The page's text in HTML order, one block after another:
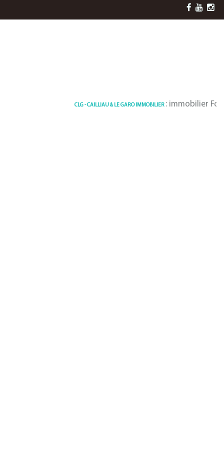
CLG - CAILLIAU & LE GARO IMMOBILIER: immobilier Fouesnant